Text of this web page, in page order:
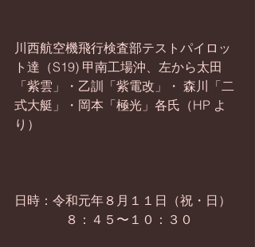
川西航空機飛行検査部テストパイロッ
ト達（S19) 甲南工場沖、左から太田
「紫雲」・乙訓「紫電改」・ 森川「二
式大艇」・岡本「極光」各氏（HP よ
り）
日時：令和元年８月１１日（祝・日）
８：４５〜１０：３０